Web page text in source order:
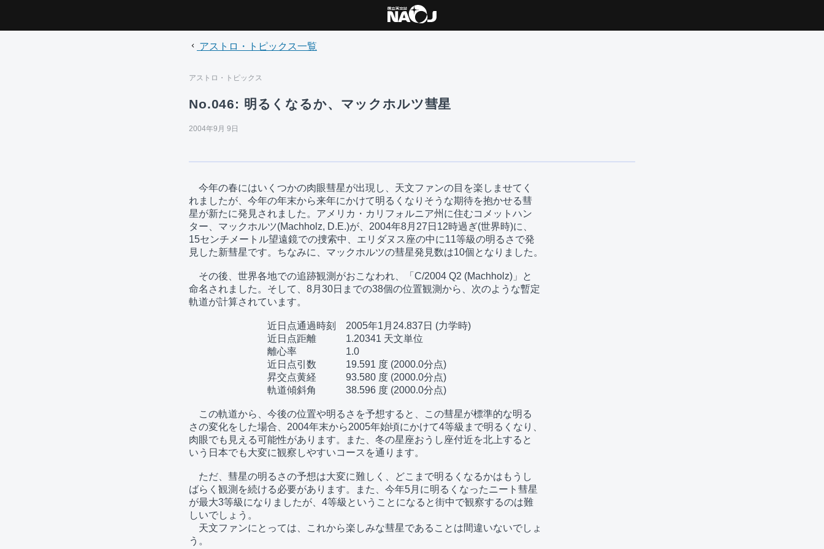
アストロ・トピックス一覧
アストロ・トピックス
No.046: 明るくなるか、マックホルツ彗星
2004年9月 9日
今年の春にはいくつかの肉眼彗星が出現し、天文ファンの目を楽しませてく
れましたが、今年の年末から来年にかけて明るくなりそうな期待を抱かせる彗
星が新たに発見されました。アメリカ・カリフォルニア州に住むコメットハン
ター、マックホルツ(Machholz, D.E.)が、2004年8月27日12時過ぎ(世界時)に、
15センチメートル望遠鏡での捜索中、エリダヌス座の中に11等級の明るさで発
見した新彗星です。ちなみに、マックホルツの彗星発見数は10個となりました。
その後、世界各地での追跡観測がおこなわれ、「C/2004 Q2 (Machholz)」と
命名されました。そして、8月30日までの38個の位置観測から、次のような暫定
軌道が計算されています。
近日点通過時刻　2005年1月24.837日 (力学時)
近日点距離　　　1.20341 天文単位
離心率　　　　　1.0
近日点引数　　　19.591 度 (2000.0分点)
昇交点黄経　　　93.580 度 (2000.0分点)
軌道傾斜角　　　38.596 度 (2000.0分点)
この軌道から、今後の位置や明るさを予想すると、この彗星が標準的な明る
さの変化をした場合、2004年末から2005年始頃にかけて4等級まで明るくなり、
肉眼でも見える可能性があります。また、冬の星座おうし座付近を北上すると
いう日本でも大変に観察しやすいコースを通ります。
ただ、彗星の明るさの予想は大変に難しく、どこまで明るくなるかはもうし
ばらく観測を続ける必要があります。また、今年5月に明るくなったニート彗星
が最大3等級になりましたが、4等級ということになると街中で観察するのは難
しいでしょう。
天文ファンにとっては、これから楽しみな彗星であることは間違いないでしょ
う。